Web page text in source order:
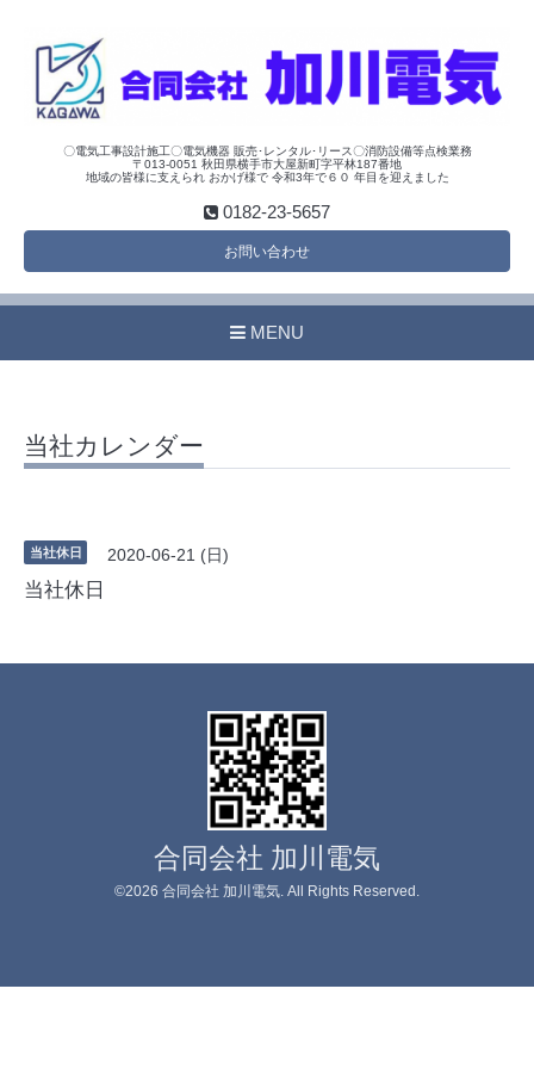
〇電気工事設計施工〇電気機器 販売･レンタル･リース〇消防設備等点検業務
〒013-0051 秋田県横手市大屋新町字平林187番地
地域の皆様に支えられ おかげ様で 令和3年で６０ 年目を迎えました
0182-23-5657
お問い合わせ
MENU
当社カレンダー
当社休日 2020-06-21 (日)
当社休日
合同会社 加川電気
©2026 合同会社 加川電気 . All Rights Reserved.